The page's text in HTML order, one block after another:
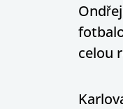
celou